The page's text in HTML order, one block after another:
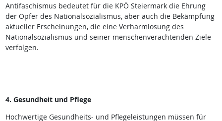
Antifaschismus bedeutet für die KPÖ Steiermark die Ehrung
der Opfer des Nationalsozialismus, aber auch die Bekämpfung
aktueller Erscheinungen, die eine Verharmlosung des
Nationalsozialismus und seiner menschenverachtenden Ziele
verfolgen.
4. Gesundheit und Pflege
Hochwertige Gesundheits- und Pflegeleistungen müssen für